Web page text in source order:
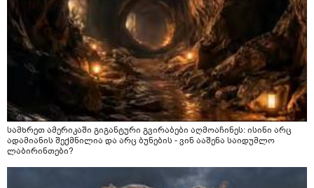
სამხრეთ ამერიკაში გიგანტური გვირაბები აღმოაჩინეს: ისინი არც
ადამიანის შექმნილია და არც ბუნების - ვინ ააშენა საიდუმლო
ლაბირინთები?